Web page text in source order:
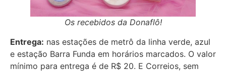
Os recebidos da Donaflô!
Entrega: nas estações de metrô da linha verde, azul
e estação Barra Funda em horários marcados. O valor
mínimo para entrega é de R$ 20. E Correios, sem